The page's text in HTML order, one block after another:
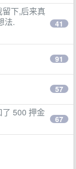
下,后来真
法.
41
91
57
500 押金
67